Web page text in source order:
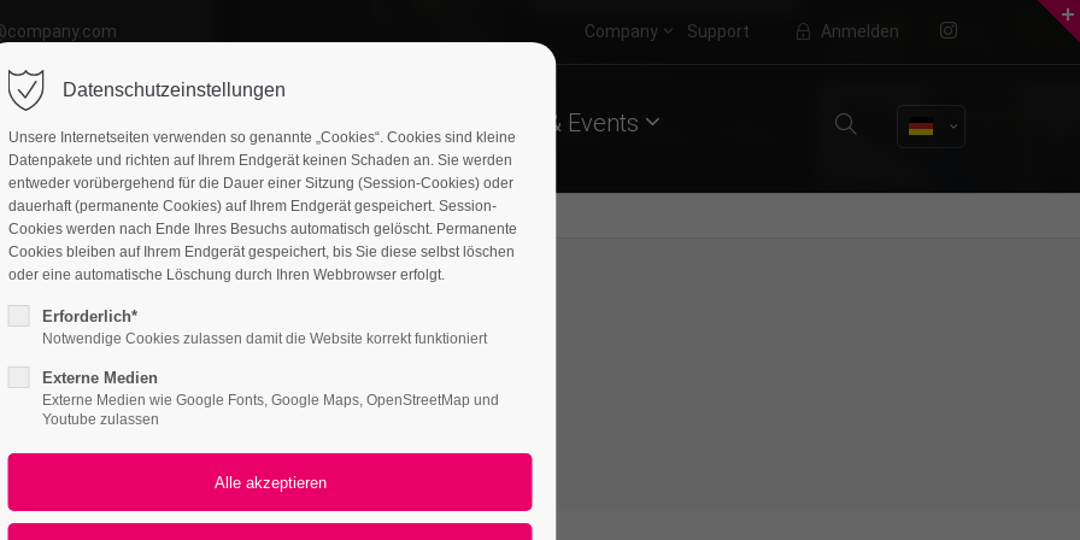
dolor sit amet:
/ 365days
support for our customers
8:00am - 5:00pm(GMT +1)
Cybersteel Inc.
376-293 City Road, Suite 600
San Francisco, CA 94102
Have any questions?
+44 1234 567 890
Lorem ipsum dolor sit amet,
Company Support Anmelden
News & Events
Countup
Datenschutzeinstellungen
Unsere Internetseiten verwenden so genannte „Cookies“. Cookies sind kleine
Datenpakete und richten auf Ihrem Endgerät keinen Schaden an. Sie werden
entweder vorübergehend für die Dauer einer Sitzung (Session-Cookies) oder
dauerhaft (permanente Cookies) auf Ihrem Endgerät gespeichert. Session-
Cookies werden nach Ende Ihres Besuchs automatisch gelöscht. Permanente
Cookies bleiben auf Ihrem Endgerät gespeichert, bis Sie diese selbst löschen
oder eine automatische Löschung durch Ihren Webbrowser erfolgt.
Erforderlich*
Notwendige Cookies zulassen damit die Website korrekt funktioniert
Externe Medien
Externe Medien wie Google Fonts, Google Maps, OpenStreetMap und
Youtube zulassen